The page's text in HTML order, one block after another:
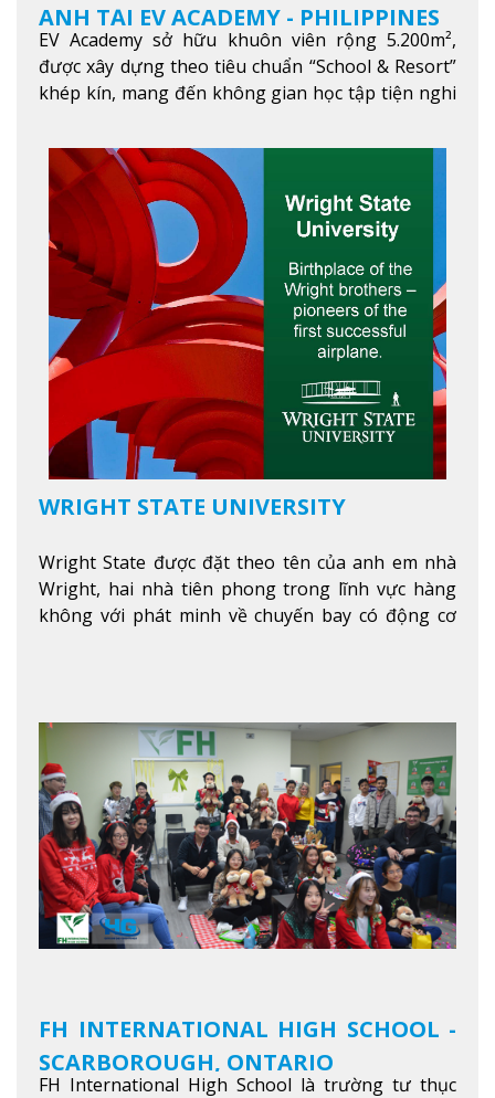
ANH TẠI EV ACADEMY - PHILIPPINES
EV Academy sở hữu khuôn viên rộng 5.200m²,
được xây dựng theo tiêu chuẩn “School & Resort”
khép kín, mang đến không gian học tập tiện nghi
ích hiện đạXem thêm
WRIGHT STATE UNIVERSITY
Wright State được đặt theo tên của anh em nhà
Wright, hai nhà tiên phong trong lĩnh vực hàng
không với phát minh về chuyến bay có động cơ
FH INTERNATIONAL HIGH SCHOOL -
SCARBOROUGH, ONTARIO
FH International High School là trường tư thục